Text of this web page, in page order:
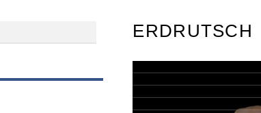
ERDRUTSCH